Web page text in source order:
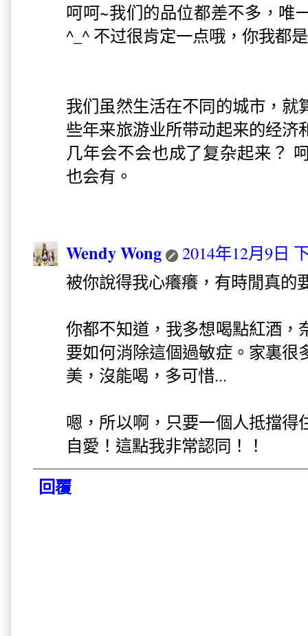
呵呵~我们的品位都差不多，唯
^_^ 不过很肯定一点哦，你我都
我们虽然生活在不同的城市，就
些年来旅游业所带动起来的经济
几年会不会也成了复杂起来？
也会有。
Wendy Wong
2014年12月9日
被你說得我心癢癢，有時閒真的
你都不知道，我多想喝點紅酒，
要如何消除這個過敏症。家裏很
美，沒能喝，多可惜...
嗯，所以啊，只要一個人抵擋得
自愛！這點我非常認同！！
回覆